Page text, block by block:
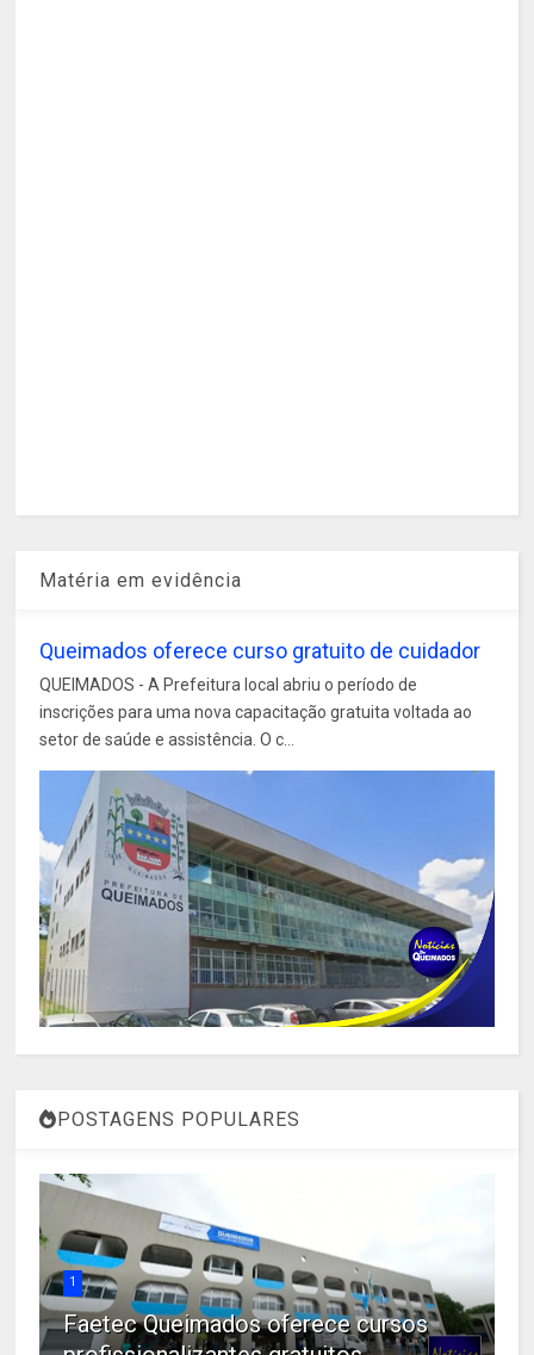
Matéria em evidência
Queimados oferece curso gratuito de cuidador
QUEIMADOS - A Prefeitura local abriu o período de
inscrições para uma nova capacitação gratuita voltada ao
setor de saúde e assistência. O c...
POSTAGENS POPULARES
1
Faetec Queimados oferece cursos